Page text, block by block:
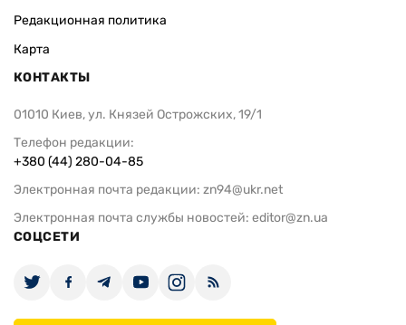
Редакционная политика
Карта
КОНТАКТЫ
01010 Киев, ул. Князей Острожских, 19/1
Телефон редакции:
+380 (44) 280-04-85
Электронная почта редакции: zn94@ukr.net
Электронная почта службы новостей: editor@zn.ua
СОЦСЕТИ